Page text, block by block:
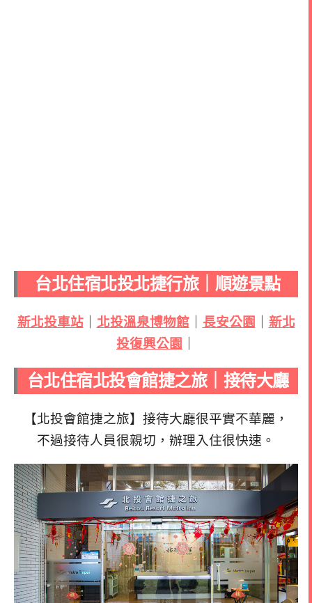
台北住宿北投北捷行旅｜順遊景點
新北投車站｜ 北投溫泉博物館｜ 長安公園
新北
投復興公園
台北住宿北投會館捷之旅｜接待大廳
【北投會館捷之旅】接待大廳很平實不華麗，
不過接待人員很親切，辦理入住很快速。